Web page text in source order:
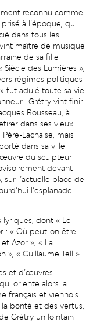
reconnu comme
à l’époque, qui
dans tous les
maître de musique
de sa fille
des Lumières »,
régimes politiques
fut adulé toute sa vie
Grétry vint finir
Rousseau, à
dans ses vieux
Lachaise, mais
dans sa ville
œuvre du sculpteur
devant
sur l’actuelle place de
l’esplanade
dont « Le
: « Où peut-on être
Azor », « La
« Guillaume Tell » …
et d’œuvres
oriente alors la
français et viennois.
bonté et des vertus,
Grétry un lointain